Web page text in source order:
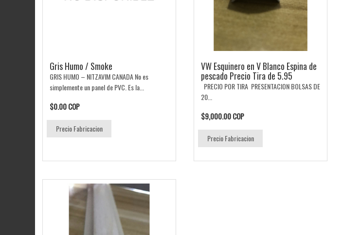
Gris Humo / Smoke
GRIS HUMO – NITZAVIM CANADA No es
simplemente un panel de PVC. Es la...
$0.00 COP
Precio Fabricacion
VW Esquinero en V Blanco Espina de
pescado Precio Tira de 5.95
PRECIO POR TIRA PRESENTACION BOLSAS DE
20...
$9,000.00 COP
Precio Fabricacion